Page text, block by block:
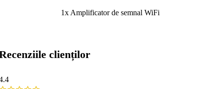
1x Amplificator de semnal WiFi
clienților